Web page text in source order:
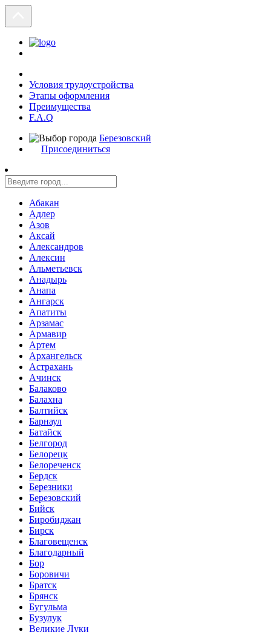
Условия трудоустройства
Этапы оформления
Преимущества
F.A.Q
Березовский
Присоединиться
Абакан
Адлер
Азов
Аксай
Александров
Алексин
Альметьевск
Анадырь
Анапа
Ангарск
Апатиты
Арзамас
Армавир
Артем
Архангельск
Астрахань
Ачинск
Балаково
Балахна
Балтийск
Барнаул
Батайск
Белгород
Белорецк
Белореченск
Бердск
Березники
Березовский
Бийск
Биробиджан
Бирск
Благовещенск
Благодарный
Бор
Боровичи
Братск
Брянск
Бугульма
Бузулук
Великие Луки